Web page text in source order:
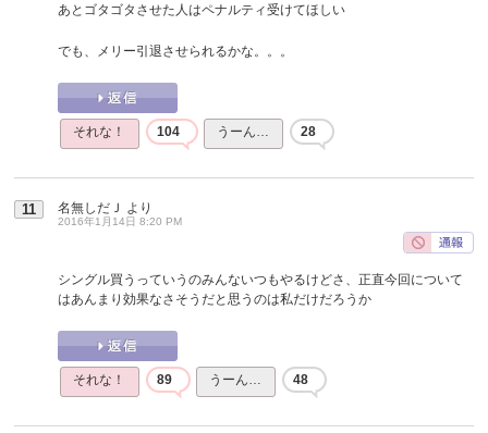
あとゴタゴタさせた人はペナルティ受けてほしい
でも、メリー引退させられるかな。。。
それな！ 104 うーん… 28
11 名無しだＪ より
2016年1月14日 8:20 PM
シングル買うっていうのみんないつもやるけどさ、正直今回について
はあんまり効果なさそうだと思うのは私だけだろうか
それな！ 89 うーん… 48